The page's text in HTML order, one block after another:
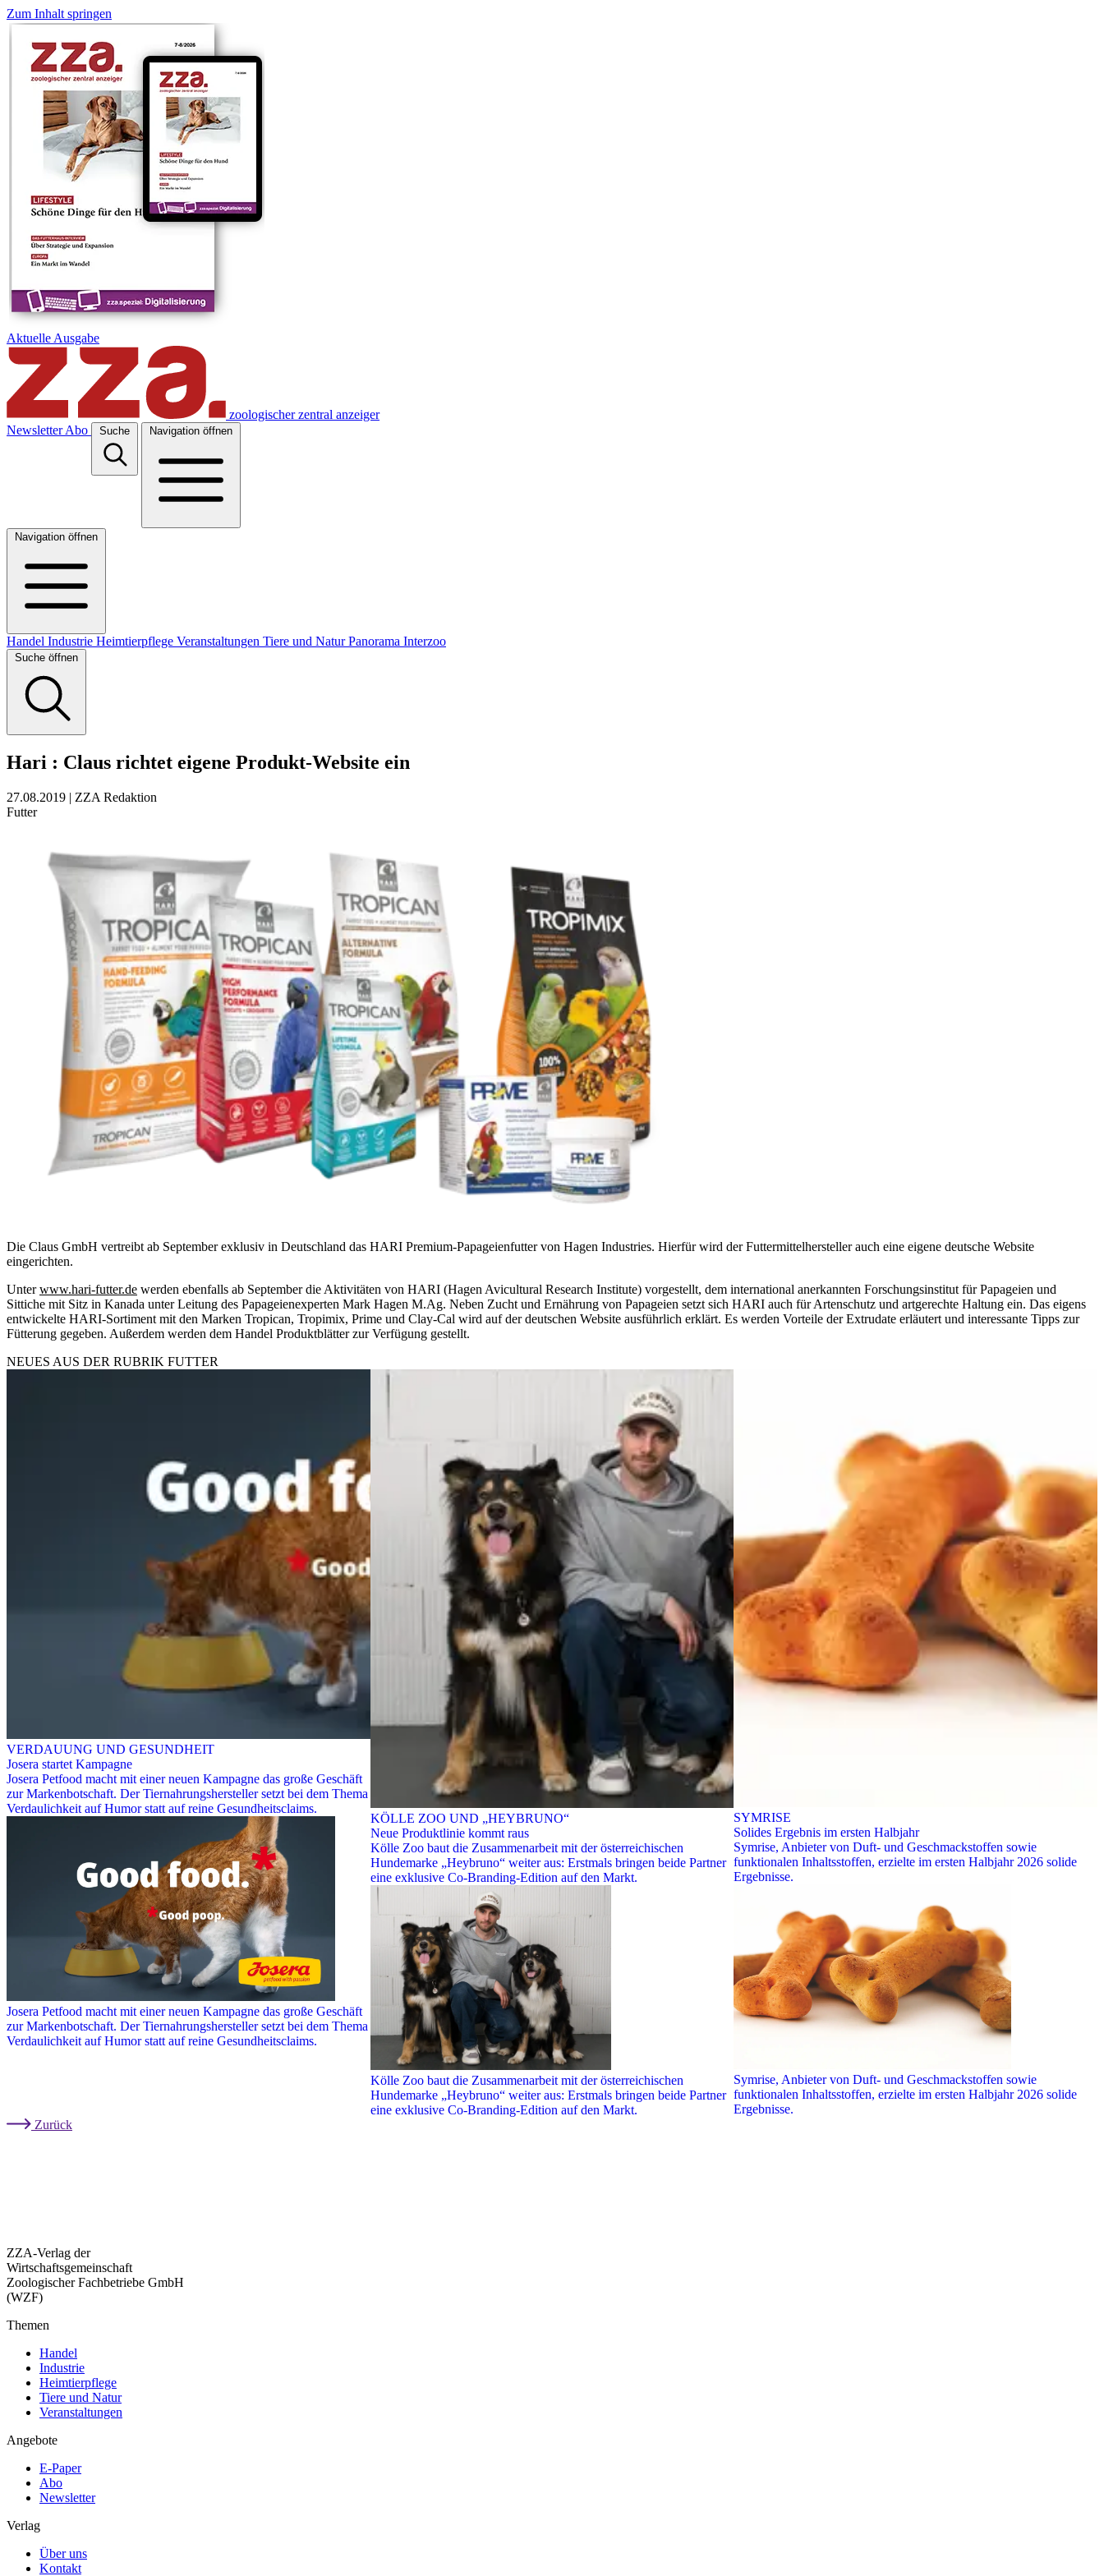
Zum Inhalt springen
Aktuelle Ausgabe
zoologischer zentral anzeiger
Newsletter Abo Suche Navigation öffnen
Navigation öffnen
Handel Industrie Heimtierpflege Veranstaltungen Tiere und NaturPanorama Interzoo
Suche öffnen
Hari : Claus richtet eigene Produkt-Website ein
27.08.2019 | ZZA Redaktion
Futter
Die Claus GmbH vertreibt ab September exklusiv in Deutschland das HARI Premium-Papageienfutter von Hagen Industries. Hierfür wird der Futtermittelhersteller auch eine eigene deutsche Website
eingerichten.
Unterwww.hari-futter.de werden ebenfalls ab September die Aktivitäten von HARI (Hagen Avicultural Research Institute) vorgestellt, dem international anerkannten Forschungsinstitut für Papageien und
Sittiche mit Sitz in Kanada unter Leitung des Papageienexperten Mark Hagen M.Ag. Neben Zucht und Ernährung von Papageien setzt sich HARI auch für Artenschutz und artgerechte Haltung ein. Das eigens
entwickelte HARI-Sortiment mit den Marken Tropican, Tropimix, Prime und Clay-Cal wird auf der deutschen Website ausführlich erklärt. Es werden Vorteile der Extrudate erläutert und interessante Tipps zur
Fütterung gegeben. Außerdem werden dem Handel Produktblätter zur Verfügung gestellt.
NEUES AUS DER RUBRIK FUTTER
VERDAUUNG UND GESUNDHEIT
Josera startet Kampagne
Josera Petfood macht mit einer neuen Kampagne das große Geschäft
zur Markenbotschaft. Der Tiernahrungshersteller setzt bei dem Thema
Verdaulichkeit auf Humor statt auf reine Gesundheitsclaims.
Josera Petfood macht mit einer neuen Kampagne das große Geschäft
zur Markenbotschaft. Der Tiernahrungshersteller setzt bei dem Thema
Verdaulichkeit auf Humor statt auf reine Gesundheitsclaims.
KÖLLE ZOO UND „HEYBRUNO“
Neue Produktlinie kommt raus
Kölle Zoo baut die Zusammenarbeit mit der österreichischen
Hundemarke „Heybruno“ weiter aus: Erstmals bringen beide Partner
eine exklusive Co-Branding-Edition auf den Markt.
Kölle Zoo baut die Zusammenarbeit mit der österreichischen
Hundemarke „Heybruno“ weiter aus: Erstmals bringen beide Partner
eine exklusive Co-Branding-Edition auf den Markt.
SYMRISE
Solides Ergebnis im ersten Halbjahr
Symrise, Anbieter von Duft- und Geschmackstoffen sowie
funktionalen Inhaltsstoffen, erzielte im ersten Halbjahr 2026 solide
Ergebnisse.
Symrise, Anbieter von Duft- und Geschmackstoffen sowie
funktionalen Inhaltsstoffen, erzielte im ersten Halbjahr 2026 solide
Ergebnisse.
Zurück
ZZA-Verlag der
Wirtschaftsgemeinschaft
Zoologischer Fachbetriebe GmbH
(WZF)
Themen
Handel
Industrie
Heimtierpflege
Tiere und Natur
Veranstaltungen
Angebote
E-Paper
Abo
Newsletter
Verlag
Über uns
Kontakt